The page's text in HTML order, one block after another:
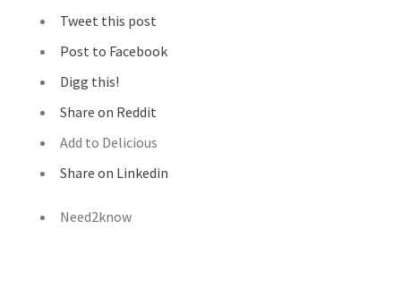
Tweet this post
Post to Facebook
Digg this!
Share on Reddit
Add to Delicious
Share on Linkedin
Need2know